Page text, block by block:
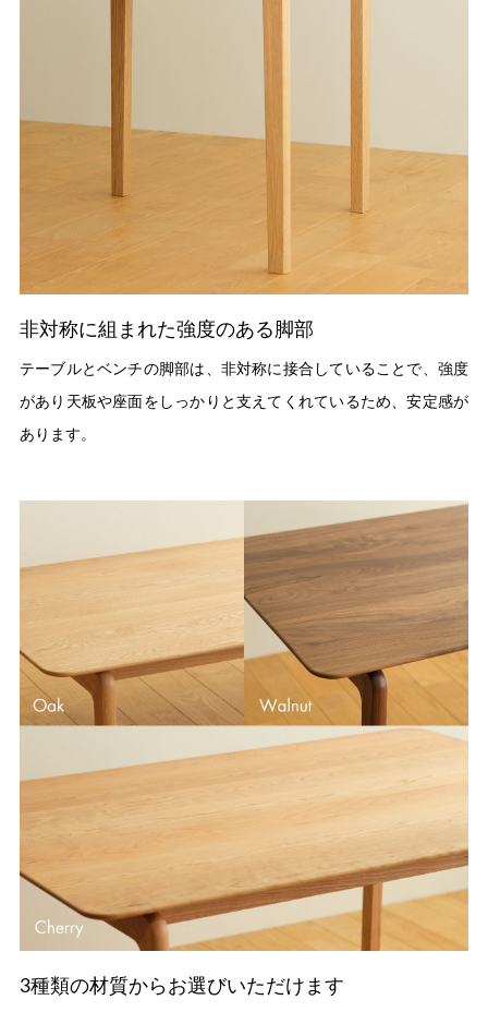
非対称に組まれた強度のある脚部
テーブルとベンチの脚部は、非対称に接合していることで、強度
があり天板や座面をしっかりと支えてくれているため、安定感が
あります。
3種類の材質からお選びいただけます